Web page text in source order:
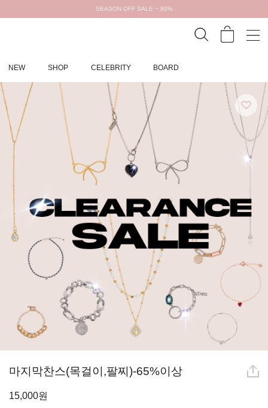
SEASON OFF SALE ~ 80%
NEW SHOP CELEBRITY BOARD
마지막찬스(목걸이,팔찌)-65%이상
15,000원